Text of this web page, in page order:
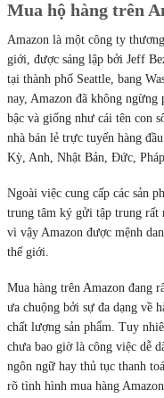
Mua hộ hàng trên
Amazon là một công ty
giới, được sáng lập bởi Jeff
tại thành phố Seattle, bang
nay, Amazon đã không
bậc và giống như cái tên con
nhà bán lẻ trực tuyến hàng
Kỳ, Anh, Nhật Bản, Đức,
Ngoài việc cung cấp các sản
trung tâm ký gửi tập trung rất
vì vậy Amazon được mệnh
thế giới.
Mua hàng trên Amazon đang
ưa chuộng bởi sự đa dạng về
chất lượng sản phẩm. Tuy
chưa bao giờ là công việc dễ
ngôn ngữ hay thủ tục thanh
rõ tình hình mua hàng